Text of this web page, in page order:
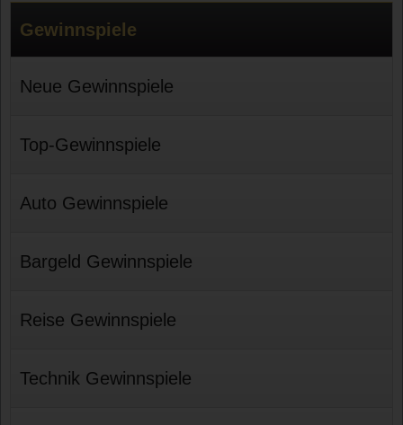
Gewinnspiele
Neue Gewinnspiele
Top-Gewinnspiele
Auto Gewinnspiele
Bargeld Gewinnspiele
Reise Gewinnspiele
Technik Gewinnspiele